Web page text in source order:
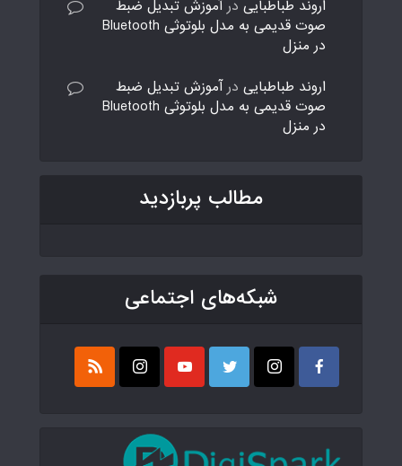
اروند طباطبایی درآموزش تبدیل ضبط
صوت قدیمی به مدل بلوتوثی Bluetooth
در منزل
اروند طباطبایی درآموزش تبدیل ضبط
صوت قدیمی به مدل بلوتوثی Bluetooth
در منزل
مطالب پربازدید
شبکه‌های اجتماعی